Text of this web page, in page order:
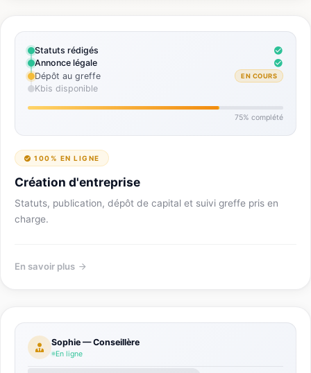
Statuts rédigés
Annonce légale
Dépôt au greffe
EN COURS
Kbis disponible
75% complété
100% EN LIGNE
Création d'entreprise
Statuts, publication, dépôt de capital et suivi greffe pris en
charge.
En savoir plus
Sophie — Conseillère
En ligne